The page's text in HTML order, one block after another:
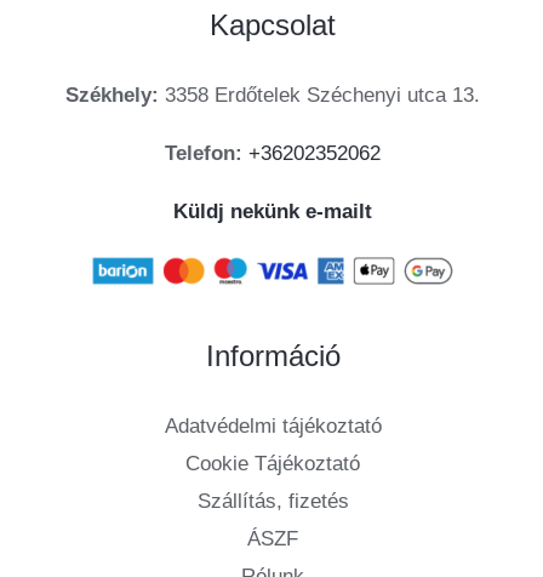
Kapcsolat
Székhely: 3358 Erdőtelek Széchenyi utca 13.
Telefon: +36202352062
Küldj nekünk e-mailt
Információ
Adatvédelmi tájékoztató
Cookie Tájékoztató
Szállítás, fizetés
ÁSZF